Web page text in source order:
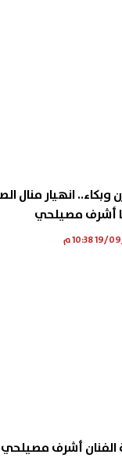
وبكاء.. انهيار منال
أشرف مصيلحي
أشرف مصيلحي